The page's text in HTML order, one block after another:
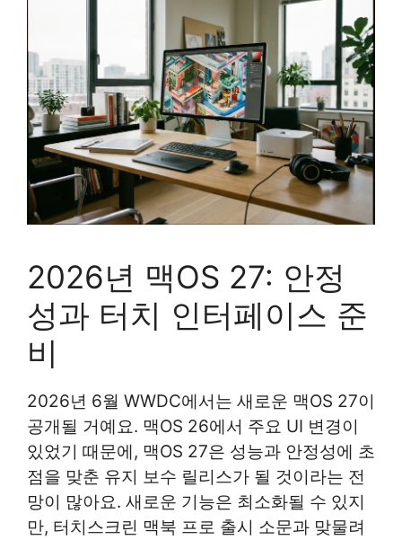
2026년 맥OS 27: 안정
성과 터치 인터페이스 준
비
2026년 6월 WWDC에서는 새로운 맥OS 27이
공개될 거예요. 맥OS 26에서 주요 UI 변경이
있었기 때문에, 맥OS 27은 성능과 안정성에 초
점을 맞춘 유지 보수 릴리스가 될 것이라는 전
망이 많아요. 새로운 기능은 최소화될 수 있지
만, 터치스크린 맥북 프로 출시 소문과 맞물려